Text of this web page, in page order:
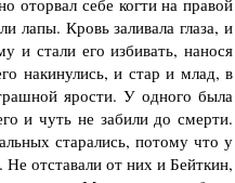
оторвал себе когти на правой
лапы. Кровь заливала глаза, и
и стали его избивать, нанося
накинулись, и стар и млад, в
ярости. У одного была
и чуть не забили до смерти.
старались, потому что у
отставали от них и Бейткин,